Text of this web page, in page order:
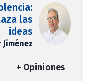
las
ideas
+ Opiniones